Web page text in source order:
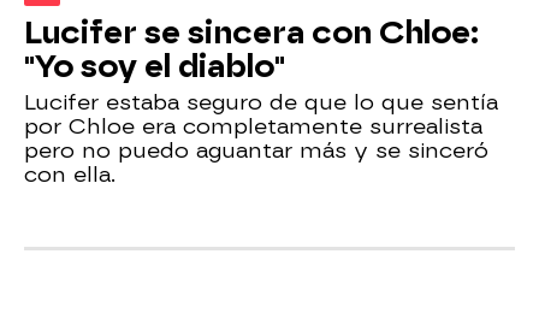
Lucifer se sincera con Chloe:
"Yo soy el diablo"
Lucifer estaba seguro de que lo que sentía
por Chloe era completamente surrealista
pero no puedo aguantar más y se sinceró
con ella.